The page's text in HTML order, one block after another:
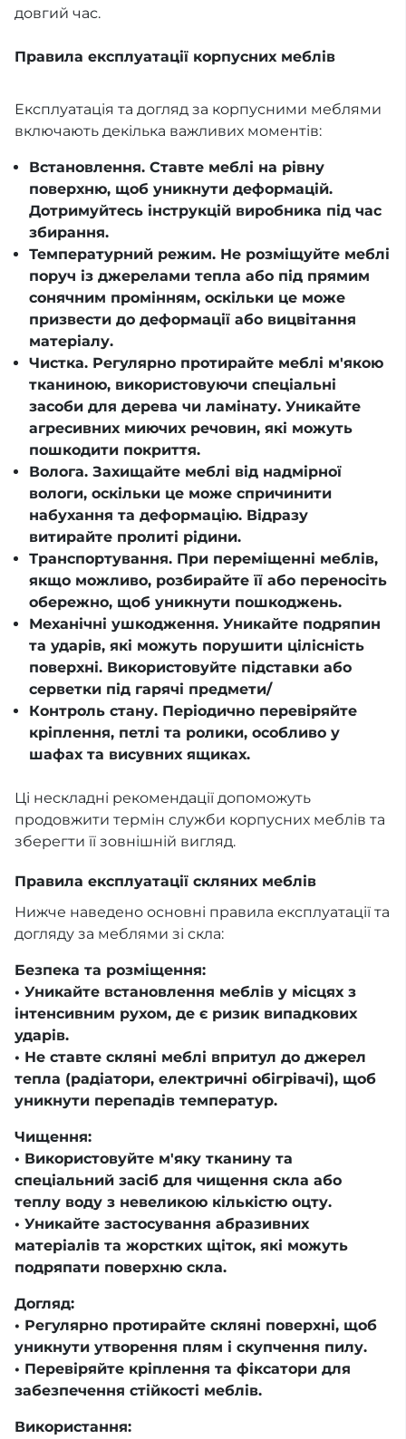
довгий час.
Правила експлуатації корпусних меблів
Експлуатація та догляд за корпусними меблями
включають декілька важливих моментів:
Встановлення. Ставте меблі на рівну
поверхню, щоб уникнути деформацій.
Дотримуйтесь інструкцій виробника під час
збирання.
Температурний режим. Не розміщуйте меблі
поруч із джерелами тепла або під прямим
сонячним промінням, оскільки це може
призвести до деформації або вицвітання
матеріалу.
Чистка. Регулярно протирайте меблі м'якою
тканиною, використовуючи спеціальні
засоби для дерева чи ламінату. Уникайте
агресивних миючих речовин, які можуть
пошкодити покриття.
Волога. Захищайте меблі від надмірної
вологи, оскільки це може спричинити
набухання та деформацію. Відразу
витирайте пролиті рідини.
Транспортування. При переміщенні меблів,
якщо можливо, розбирайте її або переносіть
обережно, щоб уникнути пошкоджень.
Механічні ушкодження. Уникайте подряпин
та ударів, які можуть порушити цілісність
поверхні. Використовуйте підставки або
серветки під гарячі предмети/
Контроль стану. Періодично перевіряйте
кріплення, петлі та ролики, особливо у
шафах та висувних ящиках.
Ці нескладні рекомендації допоможуть
продовжити термін служби корпусних меблів та
зберегти її зовнішній вигляд.
Правила експлуатації скляних меблів
Нижче наведено основні правила експлуатації та
догляду за меблями зі скла:
Безпека та розміщення:
• Уникайте встановлення меблів у місцях з
інтенсивним рухом, де є ризик випадкових
ударів.
• Не ставте скляні меблі впритул до джерел
тепла (радіатори, електричні обігрівачі), щоб
уникнути перепадів температур.
Чищення:
• Використовуйте м'яку тканину та
спеціальний засіб для чищення скла або
теплу воду з невеликою кількістю оцту.
• Уникайте застосування абразивних
матеріалів та жорстких щіток, які можуть
подряпати поверхню скла.
Догляд:
• Регулярно протирайте скляні поверхні, щоб
уникнути утворення плям і скупчення пилу.
• Перевіряйте кріплення та фіксатори для
забезпечення стійкості меблів.
Використання: